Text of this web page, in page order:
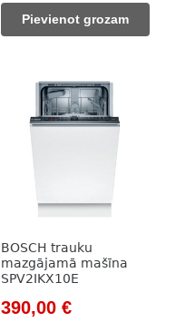
was:
978,00 €.
Pievienot grozam
BOSCH trauku
mazgājamā mašīna
SPV2IKX10E
Original
390,00 €Current